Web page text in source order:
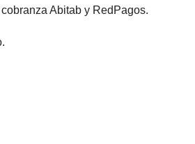
Abitab y RedPagos.